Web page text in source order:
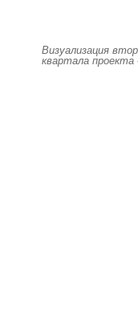
Визуализация
квартала